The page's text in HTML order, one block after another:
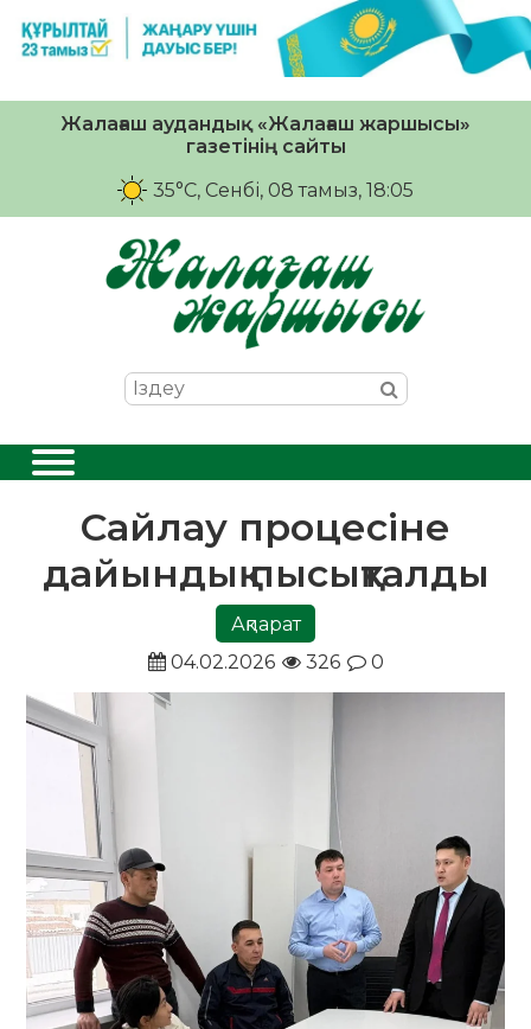
Жалағаш аудандық «Жалағаш жаршысы»
газетінің сайты
35°C, Сенбі, 08 тамыз, 18:05
Сайлау процесіне
дайындық пысықталды
Ақпарат
04.02.2026
326 0